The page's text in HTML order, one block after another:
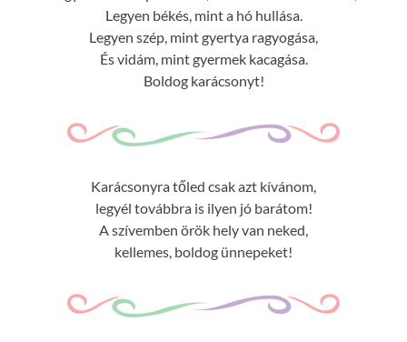
Legyen békés, mint a hó hullása.
Legyen szép, mint gyertya ragyogása,
És vidám, mint gyermek kacagása.
Boldog karácsonyt!
Karácsonyra tőled csak azt kívánom,
legyél továbbra is ilyen jó barátom!
A szívemben örök hely van neked,
kellemes, boldog ünnepeket!